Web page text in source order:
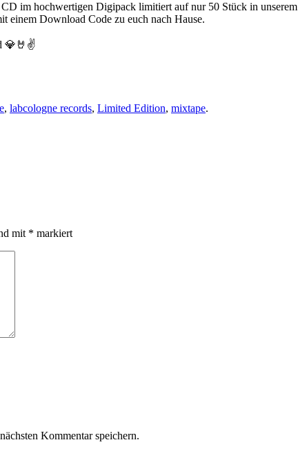
im hochwertigen Digipack limitiert auf nur 50 Stück in unserem
einem Download Code zu euch nach Hause.
💎🤘✌️
, labcologne records, Limited Edition, mixtape.
mit * markiert
Kommentar speichern.